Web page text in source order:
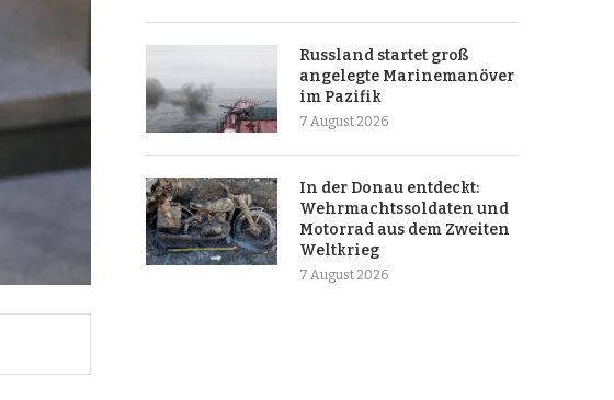
Russland startet groß
angelegte Marinemanöver
im Pazifik
7 August 2026
In der Donau entdeckt:
Wehrmachtssoldaten und
Motorrad aus dem Zweiten
Weltkrieg
7 August 2026